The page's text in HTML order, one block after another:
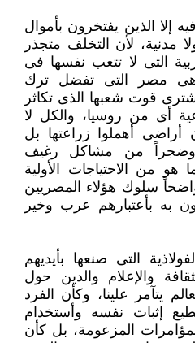
إلا الذين يفتخرون بأموال
مدنية، لأن التخلف متجذر
التى لا تتعب نفسها فى
هى مصر التى تفضل ترك
قوت شعبها الذى ‏تكاثر
أى من روسيا، والكل لا
أراضى أهملوا زراعتها بل
وضجراً من مشاكل رغيف
هو من الاحتياجات الأولية
سلوك هؤلاء ‏المصريين
به بأعتبارهم عرب وخير
التى صنعها بأيديهم
والإعلام والدين حول
‏يتآمر علينا، وكأن الفرد
إثبات نفسه وأستخدام
المزعومة، بل كأن